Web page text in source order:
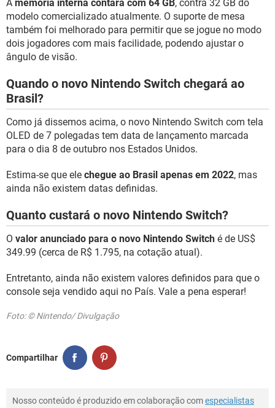
A memória interna contará com 64 GB, contra 32 GB do
modelo comercializado atualmente. O suporte de mesa
também foi melhorado para permitir que se jogue no modo
dois jogadores com mais facilidade, podendo ajustar o
ângulo de visão.
Quando o novo Nintendo Switch chegará ao
Brasil?
Como já dissemos acima, o novo Nintendo Switch com tela
OLED de 7 polegadas tem data de lançamento marcada
para o dia 8 de outubro nos Estados Unidos.
Estima-se que ele chegue ao Brasil apenas em 2022, mas
ainda não existem datas definidas.
Quanto custará o novo Nintendo Switch?
O valor anunciado para o novo Nintendo Switch é de US$
349.99 (cerca de R$ 1.795, na cotação atual).
Entretanto, ainda não existem valores definidos para que o
console seja vendido aqui no País. Vale a pena esperar!
Foto: © Nintendo/ Divulgação
Compartilhar
Nosso conteúdo é produzido em colaboração comespecialistas